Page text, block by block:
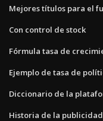
Mejores títulos para el
Con control de stock
Fórmula tasa de
Ejemplo de tasa de
Diccionario de la
Historia de la